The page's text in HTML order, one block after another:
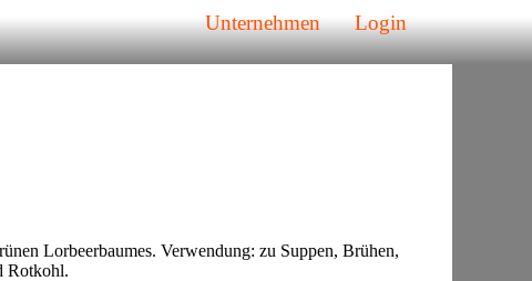
Unternehmen Login
Lorbeerbaumes. Verwendung: zu Suppen, Brühen,
Rotkohl.